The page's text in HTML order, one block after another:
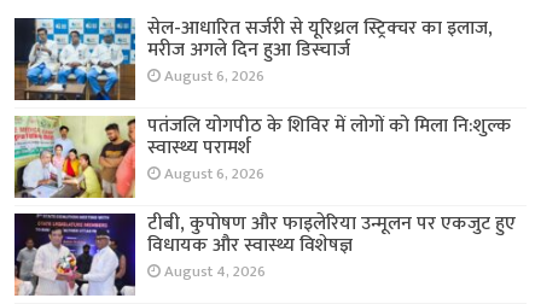
सेल-आधारित सर्जरी से यूरिथ्रल स्ट्रिक्चर का इलाज,
मरीज अगले दिन हुआ डिस्चार्ज
August 6, 2026
पतंजलि योगपीठ के शिविर में लोगों को मिला नि:शुल्क
स्वास्थ्य परामर्श
August 6, 2026
टीबी, कुपोषण और फाइलेरिया उन्मूलन पर एकजुट हुए
विधायक और स्वास्थ्य विशेषज्ञ
August 4, 2026